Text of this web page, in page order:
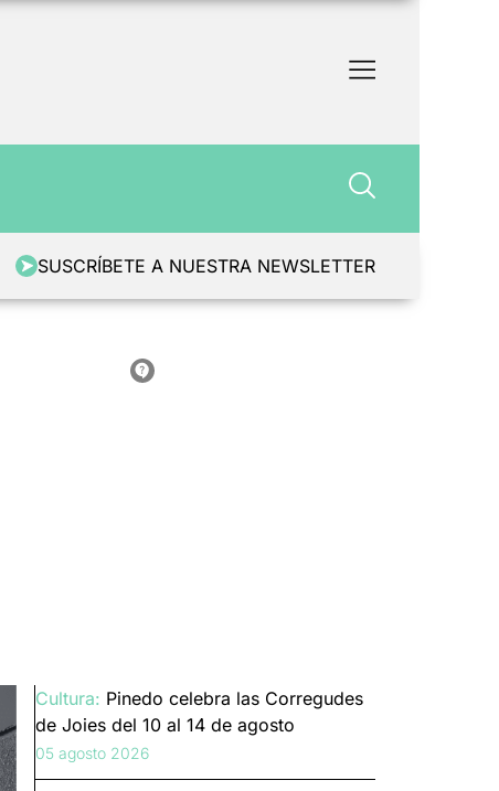
SUSCRÍBETE A NUESTRA NEWSLETTER
Cultura: Pinedo celebra las Corregudes
de Joies del 10 al 14 de agosto
05 agosto 2026